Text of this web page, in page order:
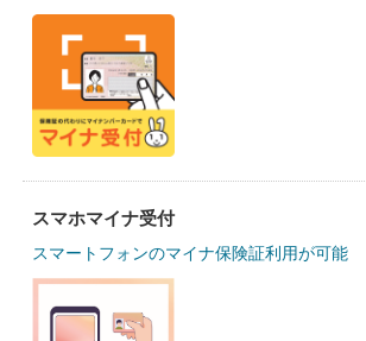
スマホマイナ受付
スマートフォンのマイナ保険証利用が可能